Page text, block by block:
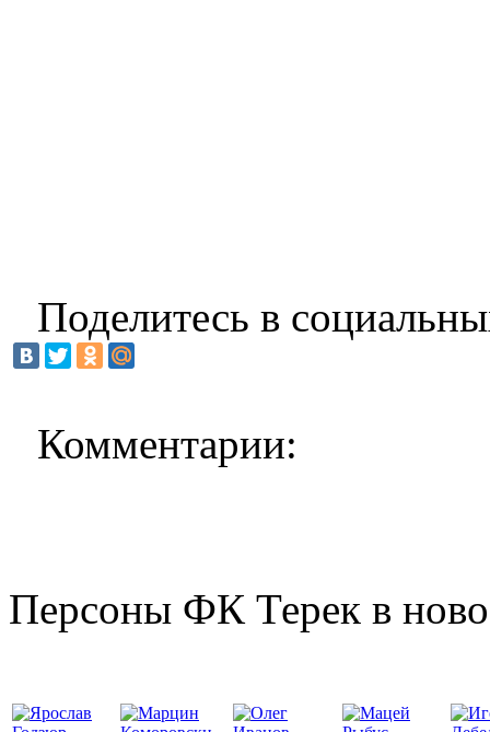
Поделитесь в
Комментарии:
Персоны ФК Терек в